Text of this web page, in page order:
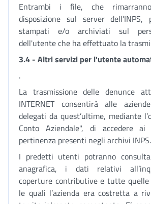
Entrambi i file, che
disposizione sul server dell’INPS,
stampati e/o archiviati sul
dell'utente che ha effettuato la
3.4 - Altri servizi per l'utente
.
La trasmissione delle denunce
INTERNET consentirà alle
delegati da quest’ultime, mediante
Conto Aziendale", di accedere
pertinenza presenti negli archivi INPS.
I predetti utenti potranno
anagrafica, i dati relativi
coperture contributive e tutte
le quali l’azienda era costretta a